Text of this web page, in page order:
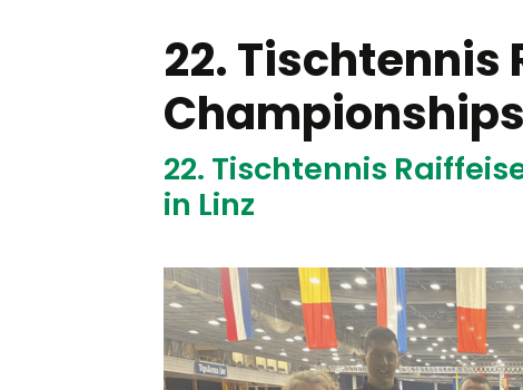
22. Tischtennis
22. Tischtennis
in Linz